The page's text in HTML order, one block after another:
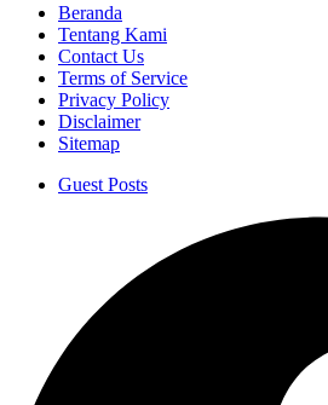
Beranda
Tentang Kami
Contact Us
Terms of Service
Privacy Policy
Disclaimer
Sitemap
Guest Posts